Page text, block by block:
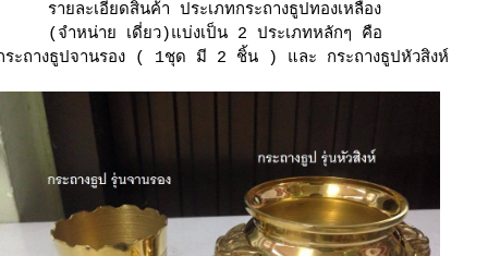
รายละเอียดสินค้า ประเภทกระถางธูปทองเหลือง
(จำหน่าย เดี่ยว)บ่งเป็น 2 ประเภทหลักๆ คือ
ระถางธูปจานรอง ( 1ชุด มี 2 ชิ้น ) และ กระถางธูปหัวสิงห์